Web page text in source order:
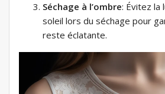
Séchage à l’ombre: Évitez la
soleil lors du séchage pour
reste éclatante.